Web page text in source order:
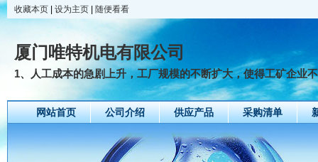
收藏本页 设为主页 随便看看
厦门唯特机电有限公司
1、人工成本的急剧上升，工厂规模的不断扩大，使得工矿企业
网站首页 公司介绍 供应产品 采购清单